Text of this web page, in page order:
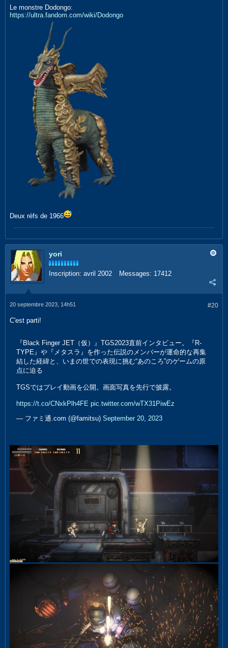
Le monstre Dodongo:
https://ultra.fandom.com/wiki/Dodongo
Deux réfs de 1966
yori
Inscription: avril 2002 Messages: 17412
#20
20 septembre 2023, 14h51
C'est parti!
『Black Finger JET（仮）』TGS2023直前インタビュー。『R-
TYPE』や『メタスラ』を作った伝説のメンバーが運命的な再集
結した経緯と、いまの世での表現に挑む“あのころ”のゲームの原
点に迫る
TGSではプレイ動画を公開。画面写真を先行で披露。
https://t.co/CNxkPlh4FE pic.twitter.com/wTX31PiwEz
— ファミ通.com (@famitsu) September 20, 2023